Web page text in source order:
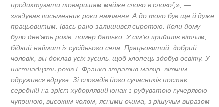
продиктувати товаришам майже слово в слово!)», —
згадував письменник роки навчання. А до того був ще й дуже
працьовитим. Івась рано залишився сиротою. Коли йому
було дев'ять років, помер батько. У сім'ю прийшов вітчим,
бідний наймит із сусіднього села. Працьовитий, добрий
чоловік, він доклав усіх зусиль, щоб хлопець здобув освіту. У
шістнадцять років І. Франко втратив матір, вітчим
одружився вдруге. Зі спогадів його сучасників постає
середній на зріст худорлявий юнак з рудуватою кучерявою
чуприною, високим чолом, ясними очима, з рішучим виразом